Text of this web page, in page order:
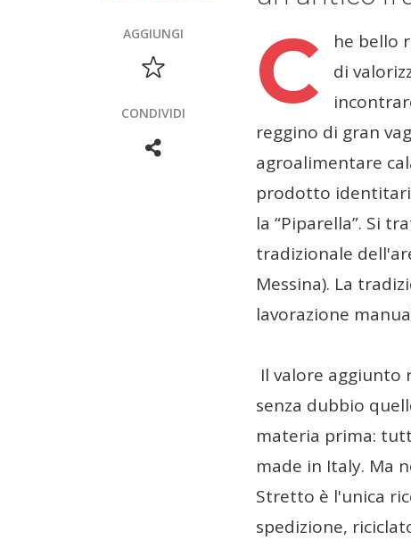
AGGIUNGI
CONDIVIDI C
he bello
di
reggino di gran
agroalimentare
prodotto
la “Piparella”. Si
tradizionale
Messina). La
lavorazione
Il valore aggiunto
senza dubbio
materia prima:
made in Italy. Ma
Stretto è l'unica
spedizione,